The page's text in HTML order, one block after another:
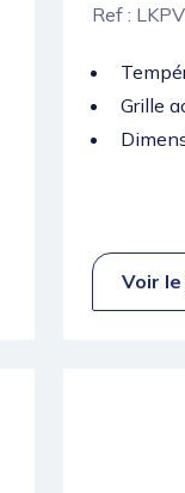
Ref :
Grille
Voir